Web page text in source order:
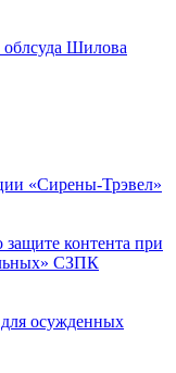
облсуда Шилова
«Сирены-Трэвел»
защите контента при
СЗПК
осужденных